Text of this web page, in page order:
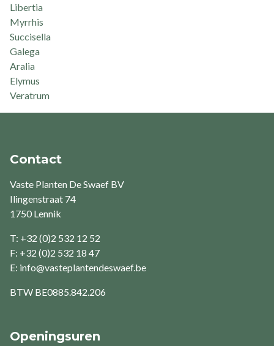
Libertia
Myrrhis
Succisella
Galega
Aralia
Elymus
Veratrum
Contact
Vaste Planten De Swaef BV
Ilingenstraat 74
1750 Lennik
T: +32 (0)2 532 12 52
F: +32 (0)2 532 18 47
E: info@vasteplantendeswaef.be
BTW BE0885.842.206
Openingsuren